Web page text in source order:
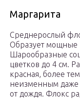
Маргарита
Среднерослый
Образует мощные
Шарообразные
цветков до 4 см.
красная, более
неизменным даже
от дождя. Флокс